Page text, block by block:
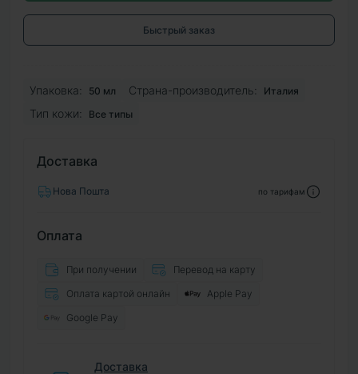
Быстрый заказ
Упаковка: 50 мл Страна-производитель: Италия
Тип кожи: Все типы
Доставка
Нова Пошта по тарифам
Оплата
При получении
Перевод на карту
Оплата картой онлайн
Apple Pay
Google Pay
Доставка